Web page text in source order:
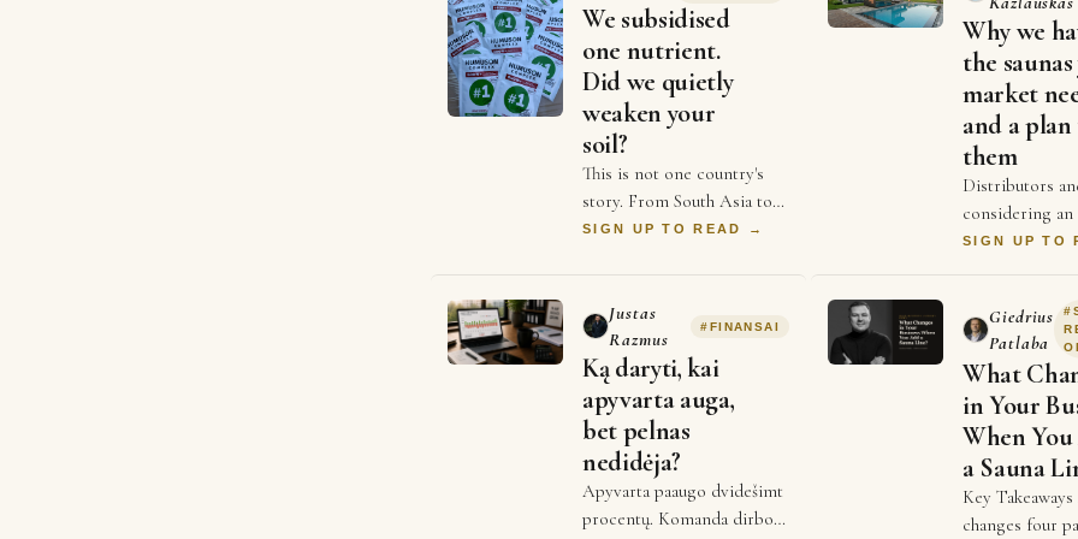
We subsidised
one nutrient.
Did we quietly
weaken your
soil?
This is not one country's
story. From South Asia to
Africa to parts of Europe
decades chasing a sing…
SIGN UP TO READ →
Why we
the
market
and a
them
Distributors
considering
sauna line for
evaluate. There
SIGN UP TO
Justas
Razmus
#FINANSAI
Ką daryti, kai
apyvarta auga,
bet pelnas
nedidėja?
Apyvarta paaugo dvidešimt
procentų. Komanda dirbo
Giedrius
Patlaba
#
What
in Your
When
a Sauna
Key
changes four